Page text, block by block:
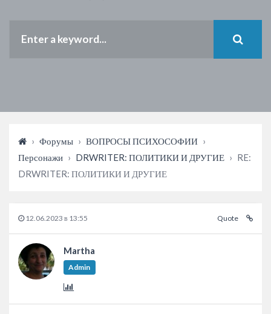
› Форумы › ВОПРОСЫ ПСИХОСОФИИ ›
Персонажи › DRWRITER: ПОЛИТИКИ И ДРУГИЕ › RE:
DRWRITER: ПОЛИТИКИ И ДРУГИЕ
12.06.2023 в 13:55 Quote
Martha
Admin